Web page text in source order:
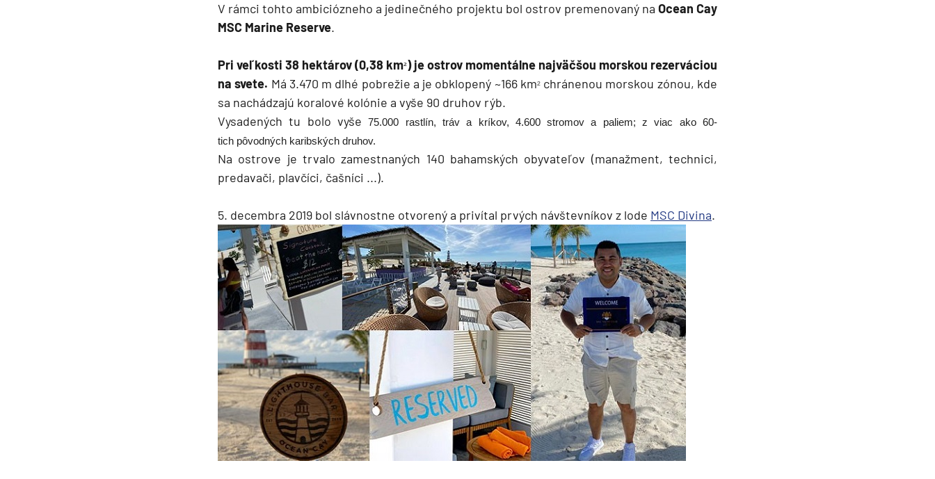
V rámci tohto ambiciózneho a jedinečného projektu bol ostrov premenovaný na Ocean Cay
MSC Marine Reserve.
Pri veľkosti 38 hektárov (0,38 km²) je ostrov momentálne najväčšou morskou rezerváciou
na svete. Má 3.470 m dlhé pobrežie a je obklopený ~166 km²chránenou morskou zónou, kde
sa nachádzajú koralové kolónie a vyše 90 druhov rýb.
Vysadených tu bolo vyše75.000 rastlín, tráv a kríkov, 4.600 stromov a paliem; z viac ako 60-
tich pôvodných karibských druhov.
Na ostrove je trvalo zamestnaných 140 bahamských obyvateľov (manažment, technici,
predavači, plavčíci, čašníci ...).
5. decembra 2019 bol slávnostne otvorený a privítal prvých návštevníkov z lode MSC Divina.